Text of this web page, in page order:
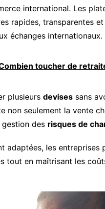
international. Les
rapides, transparentes
échanges internationaux.
toucher de
plusieurs devises sans
non seulement la vente
des risques de
adaptées, les entreprises
tout en maîtrisant les